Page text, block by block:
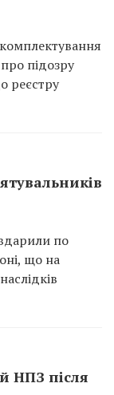
підозру
реєстру
по
що на
НПЗ після